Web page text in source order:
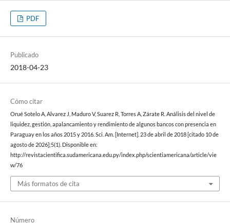
PDF
Publicado
2018-04-23
Cómo citar
Orué Sotelo A, Alvarez J, Maduro V, Suarez R, Torres A, Zárate R. Análisis del nivel de
liquidez, gestión, apalancamiento y rendimiento de algunos bancos con presencia en
Paraguay en los años 2015 y 2016. Sci. Am. [Internet]. 23 de abril de 2018 [citado 10 de
agosto de 2026];5(1). Disponible en:
http://revistacientifica.sudamericana.edu.py/index.php/scientiamericana/article/vie
w/76
Más formatos de cita
Número